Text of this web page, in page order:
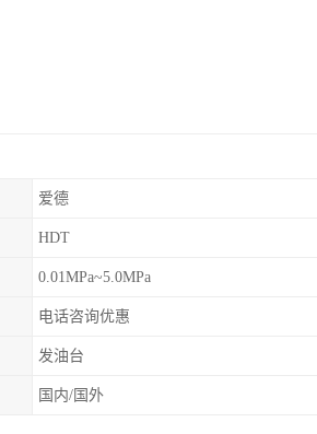
爱德
HDT
0.01MPa~5.0MPa
电话咨询优惠
发油台
国内/国外